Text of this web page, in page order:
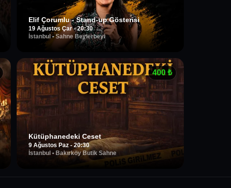
Elif Çorumlu - Stand-up Gösterisi
19 Ağustos Çar - 20:30
İstanbul•Sahne Beylerbeyi
400₺
Kütüphanedeki Ceset
9 Ağustos Paz - 20:30
İstanbul •Bakırköy Butik Sahne